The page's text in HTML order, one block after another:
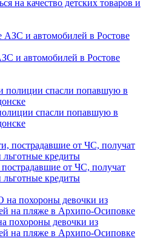
на качество детских товаров и
и автомобилей в Ростове
спасли попавшую в
от ЧС, получат
кредиты
похороны девочки из
на пляже в Архипо-Осиповке